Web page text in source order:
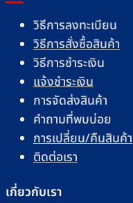
วิธีการลงทะเบียน
วิธีการสั่งซื้อสินค้า
วิธีการชำระเงิน
แจ้งชำระเงิน
การจัดส่งสินค้า
คำถามที่พบบ่อย
การเปลี่ยน/คืนสินค้า
ติดต่อเรา
เกี่ยวกับเรา